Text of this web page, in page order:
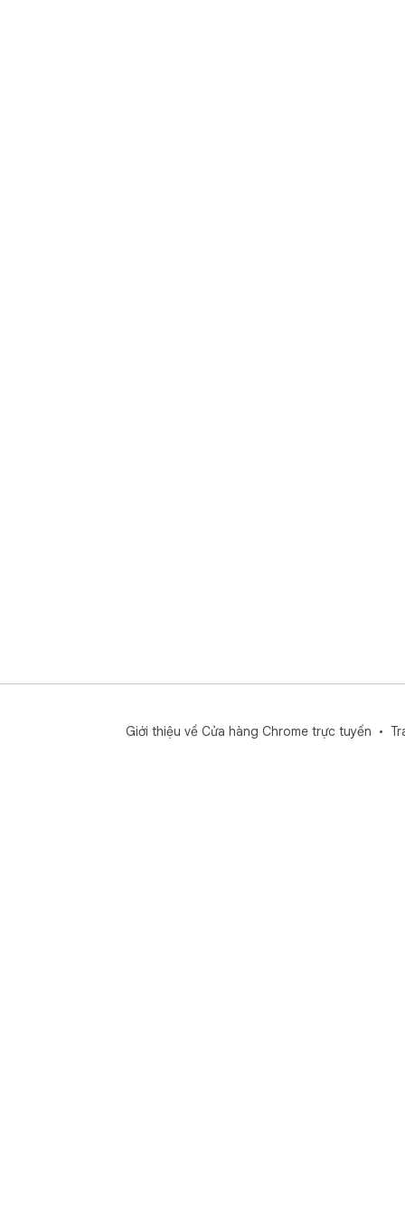
Giới thiệu về Cửa hàng Chrome trực tuyến